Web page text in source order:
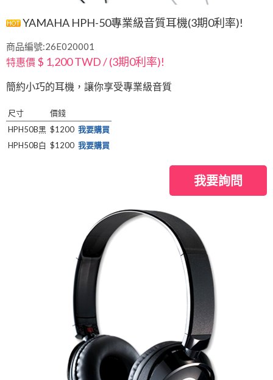
YAMAHA HPH-50專業級音質耳機(3期0利率)!
商品編號:26E020001
特惠價 $ 1,200 TWD / (3期0利率)!
簡約小巧的耳機，讓你享受專業級音質
尺寸
價錢
HPH50B黑 $1200 我要購買
HPH50B白 $1200 我要購買
我要詢問